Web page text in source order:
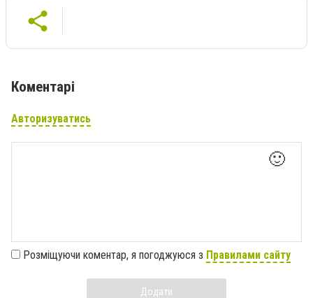
Коментарі
Авторизуватись
🙂
Розміщуючи коментар, я погоджуюся з Правилами сайту
Додати